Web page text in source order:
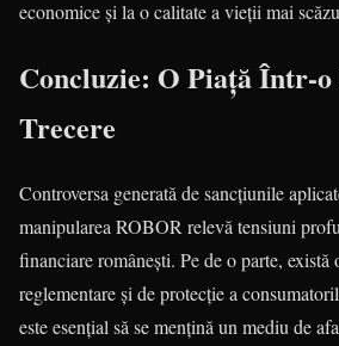
economice și la o calitate a vieții mai
Concluzie: O Piață Într-o
Trecere
Controversa generată de sancțiunile
manipularea ROBOR relevă tensiuni
financiare românești. Pe de o parte, există
reglementare și de protecție a
este esențial să se mențină un mediu de